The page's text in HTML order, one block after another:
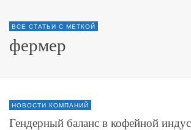
ВСЕ СТАТЬИ С МЕТКОЙ
фермер
НОВОСТИ КОМПАНИЙ
Гендерный баланс в кофейной